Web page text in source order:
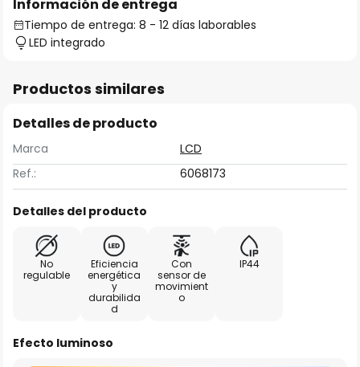
Información de entrega
Tiempo de entrega: 8 - 12 días laborables
LED integrado
Productos similares
Detalles de producto
Marca
LCD
Ref.:
6068173
Detalles del producto
No
regulable
Eficiencia
energética
y
durabilida
d
Con
sensor de
movimient
o
IP44
Efecto luminoso